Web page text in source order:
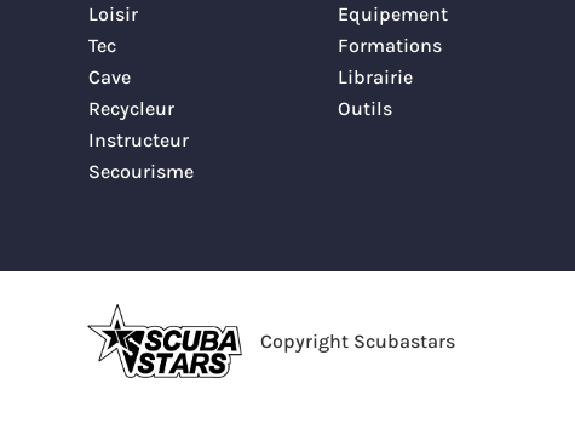
Loisir
Tec
Cave
Recycleur
Instructeur
Secourisme
Equipement
Formations
Librairie
Outils
Copyright Scubastars